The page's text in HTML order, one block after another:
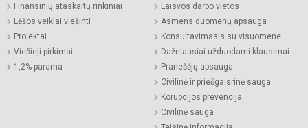
Finansinių ataskaitų rinkiniai
Lėšos veiklai viešinti
Projektai
Viešieji pirkimai
1,2% parama
Laisvos darbo vietos
Asmens duomenų apsauga
Konsultavimasis su visuomene
Dažniausiai užduodami klausimai
Pranešėjų apsauga
Civilinė ir priešgaisrinė sauga
Korupcijos prevencija
Civilinė sauga